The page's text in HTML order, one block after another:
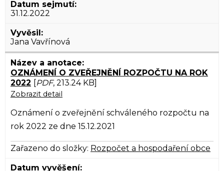
31.12.2022
Jana Vavřínová
OZNÁMENÍ O ZVEŘEJNĚNÍ ROZPOČTU NA ROK
2022 [PDF, 213.24 KB]
Zobrazit detail
Oznámení o zveřejnění schváleného rozpočtu na
rok 2022 ze dne 15.12.2021
Zařazeno do složky: Rozpočet a hospodaření obce